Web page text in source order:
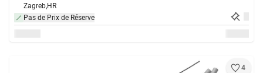
Zagreb,HR
Pas de Prix de Réserve
4